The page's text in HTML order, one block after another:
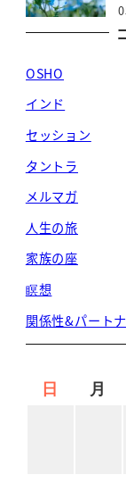
OSHO
インド
セッション
タントラ
メルマガ
人生の旅
家族の座
瞑想
関係性&パート
日 月